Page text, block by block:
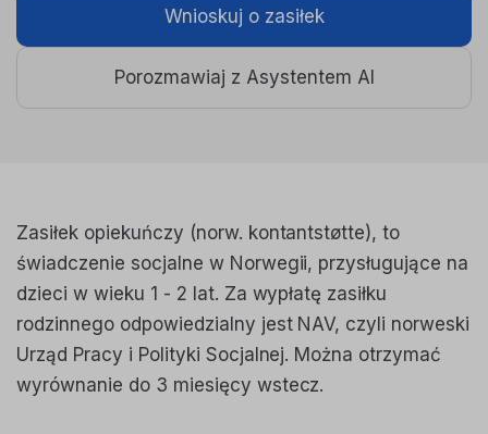
Wnioskuj o zasiłek
Porozmawiaj z Asystentem AI
Zasiłek opiekuńczy (norw. kontantstøtte), to
świadczenie socjalne w Norwegii, przysługujące na
dzieci w wieku 1 - 2 lat. Za wypłatę zasiłku
rodzinnego odpowiedzialny jest NAV, czyli norweski
Urząd Pracy i Polityki Socjalnej. Można otrzymać
wyrównanie do 3 miesięcy wstecz.